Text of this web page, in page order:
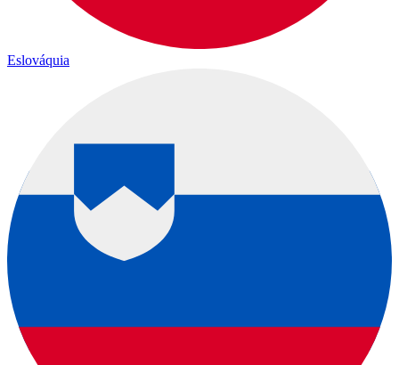
Eslováquia